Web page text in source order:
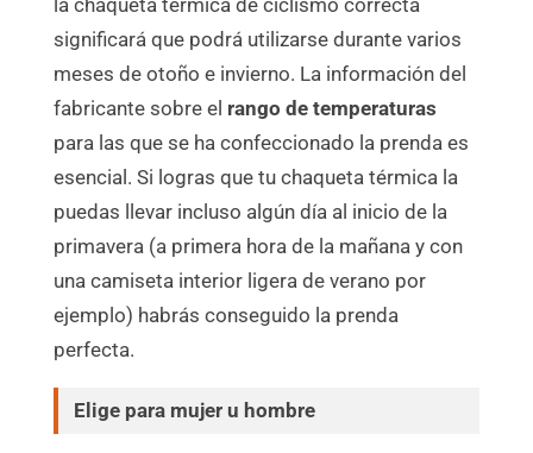
significará que podrá utilizarse durante varios
meses de otoño e invierno. La información del
fabricante sobre el rango de temperaturas
para las que se ha confeccionado la prenda es
esencial. Si logras que tu chaqueta térmica la
puedas llevar incluso algún día al inicio de la
primavera (a primera hora de la mañana y con
una camiseta interior ligera de verano por
ejemplo) habrás conseguido la prenda
perfecta.
Elige para mujer u hombre